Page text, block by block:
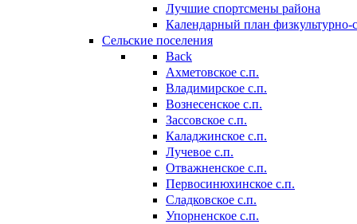
Лучшие спортсмены района
Календарный план
Сельские поселения
Back
Ахметовское с.п.
Владимирское с.п.
Вознесенское с.п.
Зассовское с.п.
Каладжинское с.п.
Лучевое с.п.
Отважненское с.п.
Первосинюхинское с.п.
Сладковское с.п.
Упорненское с.п.